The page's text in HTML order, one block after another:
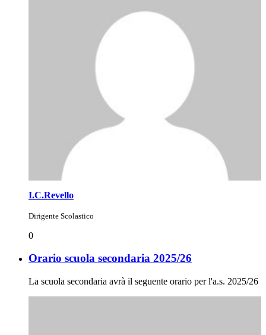
I.C.Revello
Dirigente Scolastico
0
Orario scuola secondaria 2025/26
La scuola secondaria avrà il seguente orario per l'a.s. 2025/26